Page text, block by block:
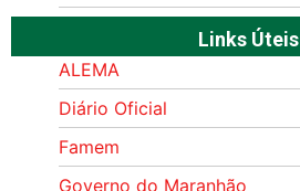
Links Úteis
ALEMA
Diário Oficial
Famem
Governo do Maranhão